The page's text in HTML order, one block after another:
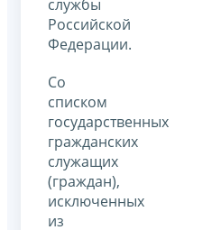
службы
Российской
Федерации.
Со
списком
государственных
гражданских
служащих
(граждан),
исключенных
из